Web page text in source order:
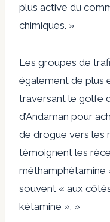
plus active du
chimiques. »
Les groupes de
également de plus
traversant le golfe
d’Andaman pour
de drogue vers les
témoignent les
méthamphétamine
souvent « aux
kétamine ». »